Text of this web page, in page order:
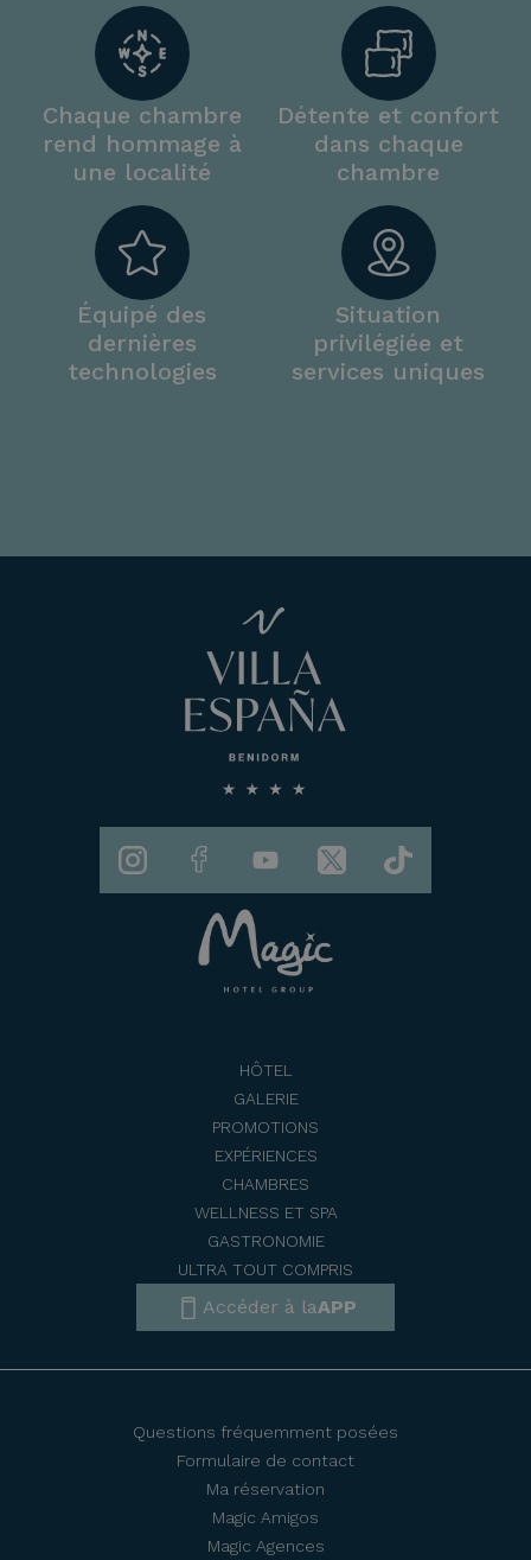
Chaque chambre
rend hommage à
une localité
Détente et confort
dans chaque
chambre
Équipé des
dernières
technologies
Situation
privilégiée et
services uniques
HÔTEL
GALERIE
PROMOTIONS
EXPÉRIENCES
CHAMBRES
WELLNESS ET SPA
GASTRONOMIE
ULTRA TOUT COMPRIS
Accéder à laAPP
Questions fréquemment posées
Formulaire de contact
Ma réservation
Magic Amigos
Magic Agences